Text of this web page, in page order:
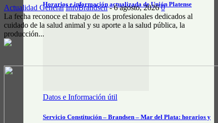
Horarios e información actualizada de Unión Platense
Datos e Información útil
Servicio Constitución – Brandsen – Mar del Plata: horarios y
Actualidad General InfoBrandsen - 6 agosto, 2026 0
La fecha reconoce el trabajo de los profesionales dedicados al
cuidado de la salud animal y su aporte a la salud pública, la
producción...